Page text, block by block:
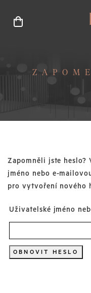
Zapomněli jste heslo?
jméno nebo e-
pro vytvoření nového
Uživatelské jméno
OBNOVIT HESLO